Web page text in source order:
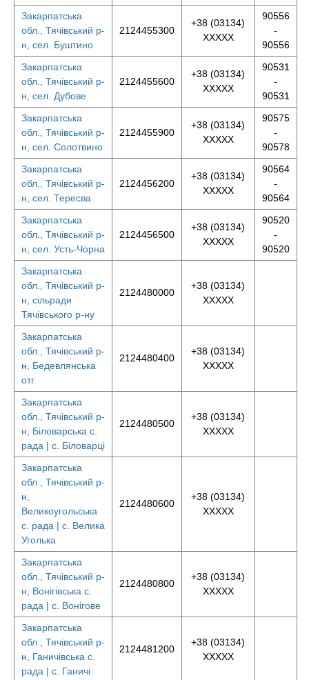
Закарпатська
обл., Тячівський р-
н, сел. Буштино
2124455300
+38 (03134)
XXXXX
90556
-
90556
Закарпатська
обл., Тячівський р-
н, сел. Дубове
2124455600
+38 (03134)
XXXXX
90531
-
90531
Закарпатська
обл., Тячівський р-
н, сел. Солотвино
2124455900
+38 (03134)
XXXXX
90575
-
90578
Закарпатська
обл., Тячівський р-
н, сел. Тересва
2124456200
+38 (03134)
XXXXX
90564
-
90564
Закарпатська
обл., Тячівський р-
н, сел. Усть-Чорна
2124456500
+38 (03134)
XXXXX
90520
-
90520
Закарпатська
обл., Тячівський р-
н, сільради
Тячівського р-ну
2124480000
+38 (03134)
XXXXX
Закарпатська
обл., Тячівський р-
н, Бедевлянська
отг.
2124480400
+38 (03134)
XXXXX
Закарпатська
обл., Тячівський р-
н, Біловарська с.
рада | с. Біловарці
2124480500
+38 (03134)
XXXXX
Закарпатська
обл., Тячівський р-
н,
Великоугольська
с. рада | с. Велика
Уголька
2124480600
+38 (03134)
XXXXX
Закарпатська
обл., Тячівський р-
н, Вонігівська с.
рада | с. Вонігове
2124480800
+38 (03134)
XXXXX
Закарпатська
обл., Тячівський р-
н, Ганичівська с.
рада | с. Ганичі
2124481200
+38 (03134)
XXXXX